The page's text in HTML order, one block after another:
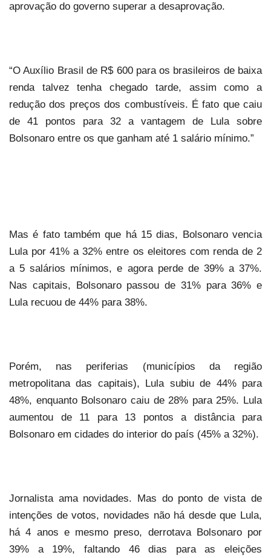
aprovação do governo superar a desaprovação.
“O Auxílio Brasil de R$ 600 para os brasileiros de baixa
renda talvez tenha chegado tarde, assim como a
redução dos preços dos combustíveis. É fato que caiu
de 41 pontos para 32 a vantagem de Lula sobre
Bolsonaro entre os que ganham até 1 salário mínimo.”
Mas é fato também que há 15 dias, Bolsonaro vencia
Lula por 41% a 32% entre os eleitores com renda de 2
a 5 salários mínimos, e agora perde de 39% a 37%.
Nas capitais, Bolsonaro passou de 31% para 36% e
Lula recuou de 44% para 38%.
Porém, nas periferias (municípios da região
metropolitana das capitais), Lula subiu de 44% para
48%, enquanto Bolsonaro caiu de 28% para 25%. Lula
aumentou de 11 para 13 pontos a distância para
Bolsonaro em cidades do interior do país (45% a 32%).
Jornalista ama novidades. Mas do ponto de vista de
intenções de votos, novidades não há desde que Lula,
há 4 anos e mesmo preso, derrotava Bolsonaro por
39% a 19%, faltando 46 dias para as eleições